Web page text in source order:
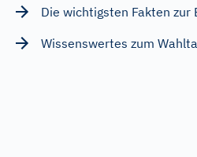
Die wichtigsten Fakten zur
Wissenswertes zum